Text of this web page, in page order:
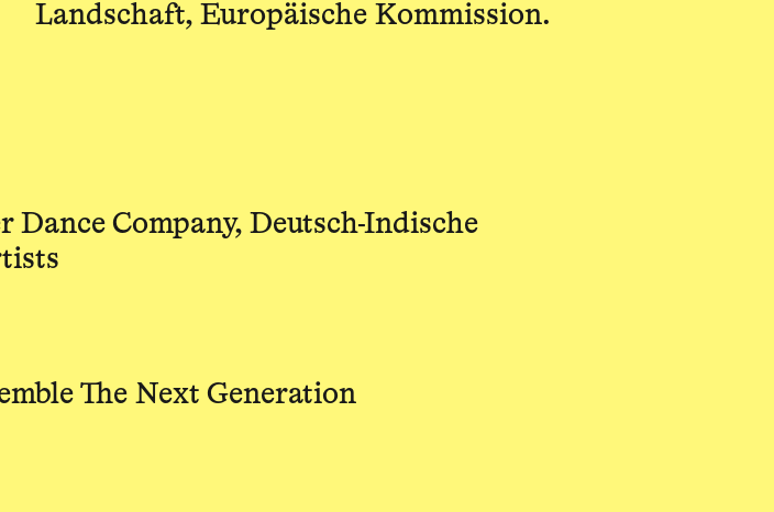
Landschaft, Europäische Kommission.
Dance Company, Deutsch-Indische
The Next Generation